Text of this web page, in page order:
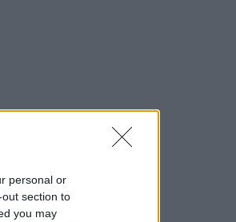
personal or
section to
you may